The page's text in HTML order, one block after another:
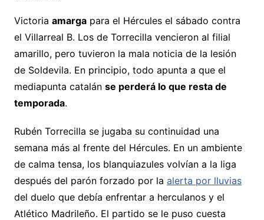
Victoria amargapara el Hércules el sábado contra
el Villarreal B. Los de Torrecilla vencieron al filial
amarillo, pero tuvieron la mala noticia de la lesión
de Soldevila. En principio, todo apunta a que el
mediapunta catalán se perderá lo que resta de
temporada.
Rubén Torrecilla se jugaba su continuidad una
semana más al frente del Hércules. En un ambiente
de calma tensa, los blanquiazules volvían a la liga
después del parón forzado por la alerta por lluvias
del duelo que debía enfrentar a herculanos y el
Atlético Madrileño. El partido se le puso cuesta